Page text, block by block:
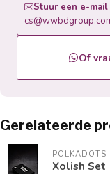
Stuur een e-mail
Of
Gerelateerde
POLKADOTS
Xolish Set